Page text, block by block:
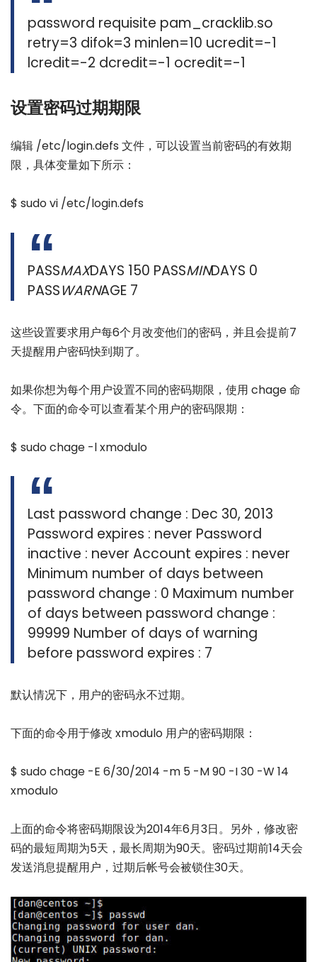
password requisite pam_cracklib.so
retry=3 difok=3 minlen=10 ucredit=-1
lcredit=-2 dcredit=-1 ocredit=-1
设置密码过期期限
编辑 /etc/login.defs 文件，可以设置当前密码的有效期
限，具体变量如下所示：
$ sudo vi /etc/login.defs
PASSMAXDAYS 150 PASSMINDAYS 0
PASSWARNAGE 7
这些设置要求用户每6个月改变他们的密码，并且会提前7
天提醒用户密码快到期了。
如果你想为每个用户设置不同的密码期限，使用 chage 命
令。下面的命令可以查看某个用户的密码限期：
$ sudo chage -l xmodulo
Last password change : Dec 30, 2013
Password expires : never Password
inactive : never Account expires : never
Minimum number of days between
password change : 0 Maximum number
of days between password change :
99999 Number of days of warning
before password expires : 7
默认情况下，用户的密码永不过期。
下面的命令用于修改 xmodulo 用户的密码期限：
$ sudo chage -E 6/30/2014 -m 5 -M 90 -I 30 -W 14
xmodulo
上面的命令将密码期限设为2014年6月3日。另外，修改密
码的最短周期为5天，最长周期为90天。密码过期前14天会
发送消息提醒用户，过期后帐号会被锁住30天。